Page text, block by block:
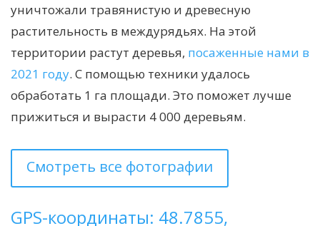
уничтожали травянистую и древесную
растительность в междурядьях. На этой
территории растут деревья, посаженные нами в
2021 году. С помощью техники удалось
обработать 1 га площади. Это поможет лучше
прижиться и вырасти 4 000 деревьям.
Смотреть все фотографии
GPS-координаты: 48.7855,